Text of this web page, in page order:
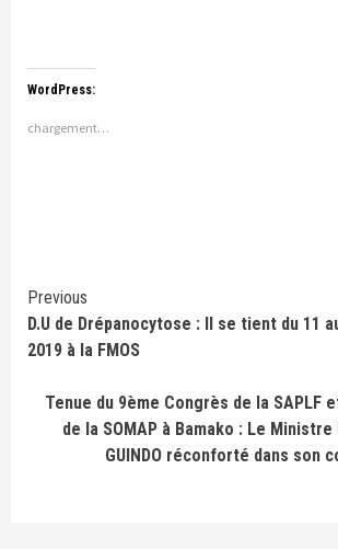
WordPress:
chargement…
Continue
Reading
Previous
D.U de Drépanocytose : Il se tient du 11
2019 à la FMOS
Tenue du 9ème Congrès de la SAPLF
de la SOMAP à Bamako : Le
GUINDO réconforté dans son